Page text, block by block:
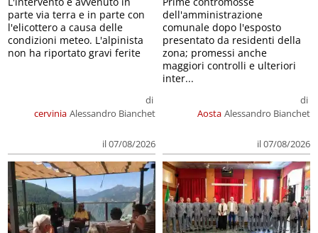
cervinia
di
Alessandro Bianchet
il 07/08/2026
parte via terra e in parte con
l'elicottero a causa delle
condizioni meteo. L'alpinista
non ha riportato gravi ferite
Aosta
di
Alessandro Bianchet
il 07/08/2026
dell'amministrazione
comunale dopo l'esposto
presentato da residenti della
zona; promessi anche
maggiori controlli e ulteriori
inter...